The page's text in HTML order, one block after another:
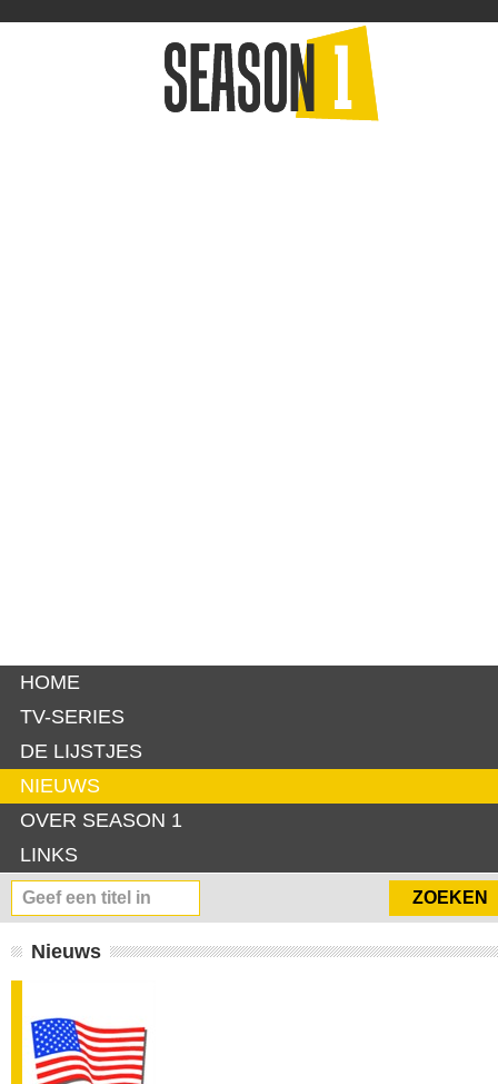
HOME
TV-SERIES
DE LIJSTJES
NIEUWS
OVER SEASON 1
LINKS
Nieuws